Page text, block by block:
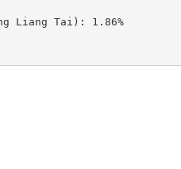
Liang Tai): 1.86%